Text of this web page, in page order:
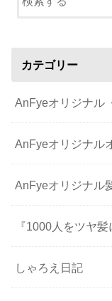
カテゴリー
AnFyeオリジナル
AnFyeオリジナル
AnFyeオリジナル
『1000人をツヤ
しゃろえ日記